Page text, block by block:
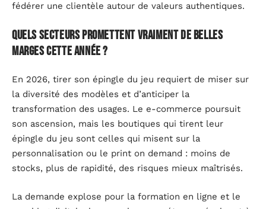
fédérer une clientèle autour de valeurs authentiques.
Quels secteurs promettent vraiment de belles
marges cette année ?
En 2026, tirer son épingle du jeu requiert de miser sur
la diversité des modèles et d’anticiper la
transformation des usages. Le e-commerce poursuit
son ascension, mais les boutiques qui tirent leur
épingle du jeu sont celles qui misent sur la
personnalisation ou le print on demand : moins de
stocks, plus de rapidité, des risques mieux maîtrisés.
La demande explose pour la formation en ligne et le